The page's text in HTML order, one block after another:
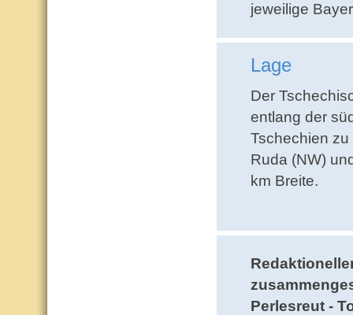
jeweilige
Lage
Der
entlang der
Tschechien
Ruda (NW)
km Breite.
Perlesreut -